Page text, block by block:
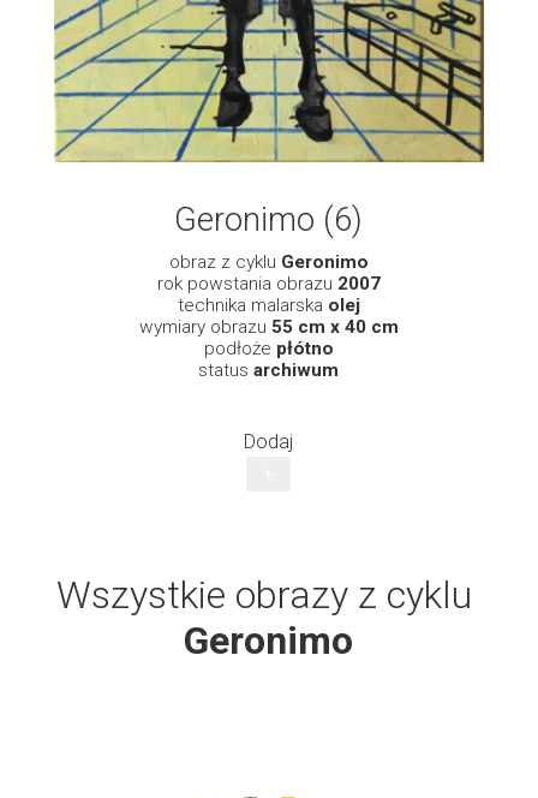
Geronimo (6)
obraz z cyklu Geronimo
rok powstania obrazu 2007
technika malarska olej
wymiary obrazu 55 cm x 40 cm
podłoże płótno
status archiwum
Dodaj
Wszystkie obrazy z cyklu
Geronimo